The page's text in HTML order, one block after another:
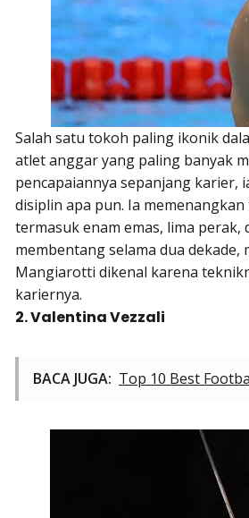
Salah satu tokoh paling ikonik
atlet anggar yang paling banyak
pencapaiannya sepanjang karier,
disiplin apa pun. Ia
termasuk enam emas, lima
membentang selama dua
Mangiarotti dikenal karena
kariernya.
2. Valentina Vezzali
BACA JUGA: Top 10 Best